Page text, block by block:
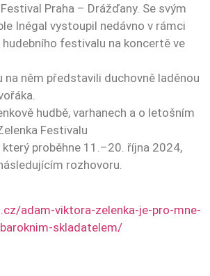
Praha – Drážďany. Se svým
Inégal vystoupil nedávno v rámci
festivalu na koncertě ve
na něm představili duchovně laděnou
hudbě, varhanech a o letošním
Festivalu
který proběhne 11.–20. října 2024,
rozhovoru.
adam-viktora-zelenka-je-pro-mne-
skladatelem/